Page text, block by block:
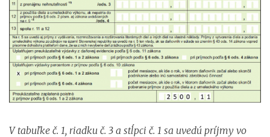
V tabuľke č. 1, riadku č. 3 a stĺpci č. 1 sa uvedú príjmy vo